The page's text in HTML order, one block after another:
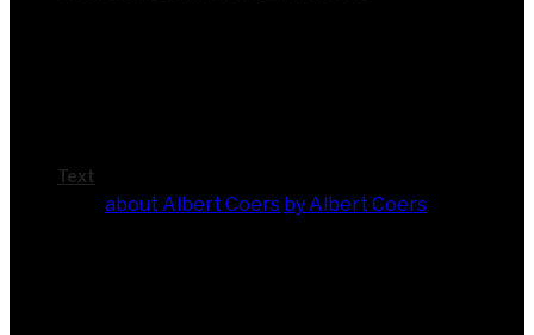
Text
about Albert Coers by Albert Coers